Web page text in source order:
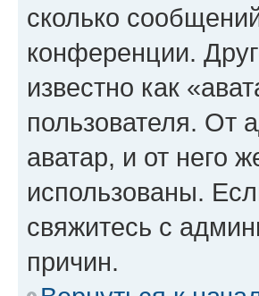
сколько
конференции.
известно как
пользователя. От
аватар, и от него
использованы.
свяжитесь с
причин.